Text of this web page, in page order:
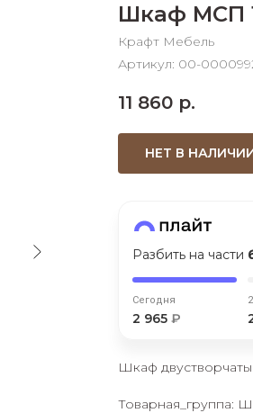
Шкаф МСП
Крафт Мебель
Артикул: 00-
11 860 р.
НЕТ В
Разбить на части
Сегодня
2 965 ₽
Шкаф
Товарная_группа: